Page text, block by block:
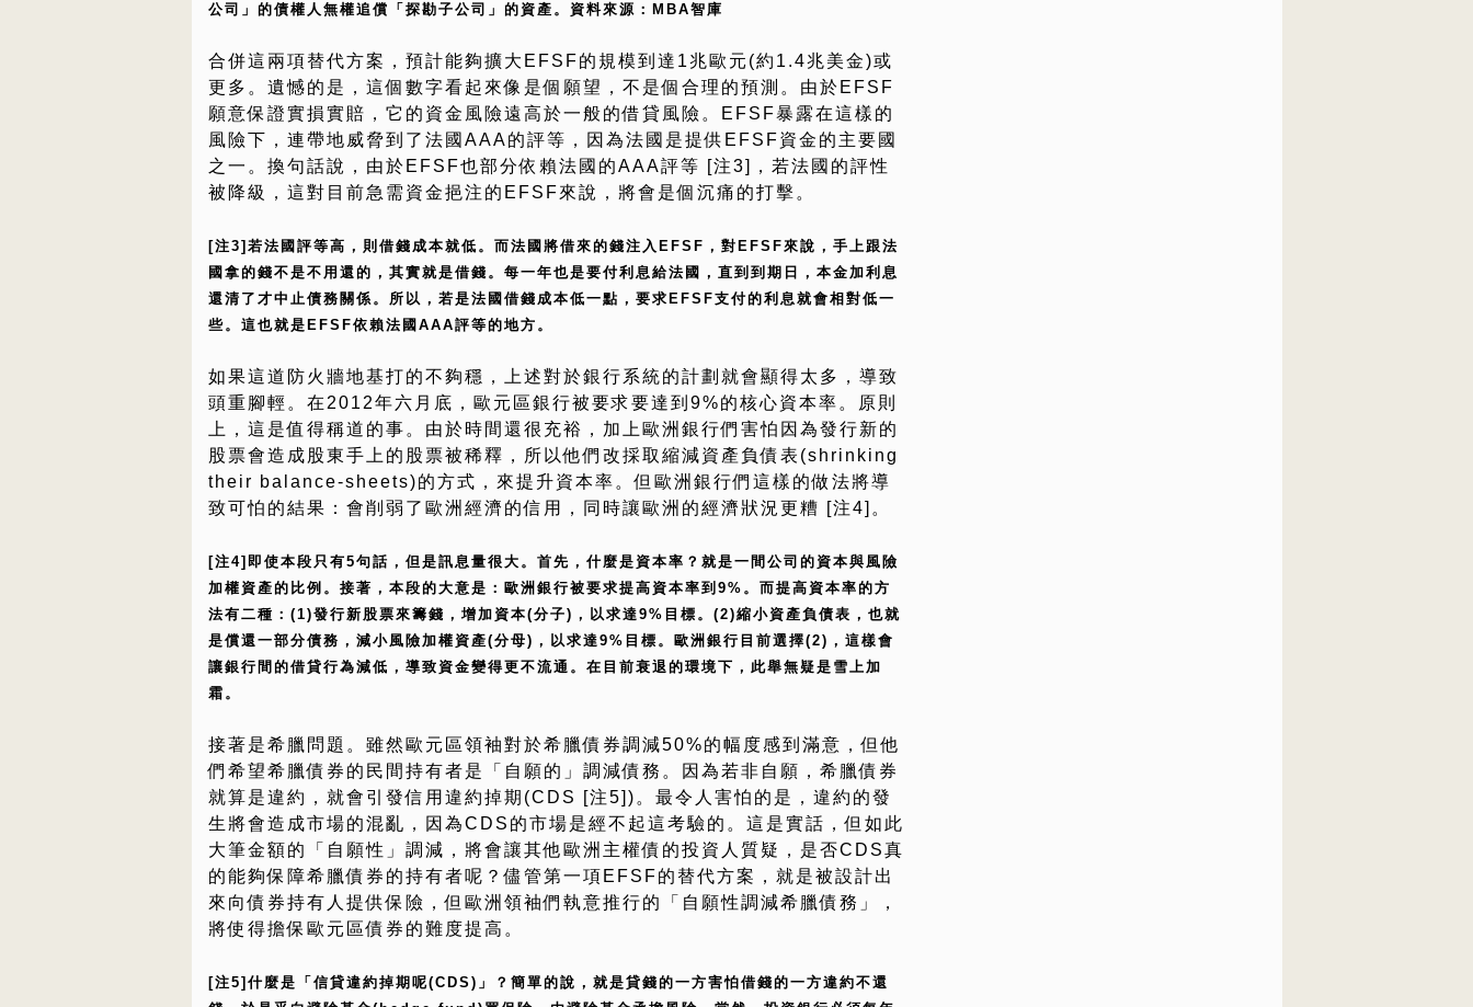
公司」的債權人無權追償「探勘子公司」的資產。資料來源：MBA智庫
合併這兩項替代方案，預計能夠擴大EFSF的規模到達1兆歐元(約1.4兆美金)或
更多。遺憾的是，這個數字看起來像是個願望，不是個合理的預測。由於EFSF
願意保證實損實賠，它的資金風險遠高於一般的借貸風險。EFSF暴露在這樣的
風險下，連帶地威脅到了法國AAA的評等，因為法國是提供EFSF資金的主要國
之一。換句話說，由於EFSF也部分依賴法國的AAA評等 [注3]，若法國的評性
被降級，這對目前急需資金挹注的EFSF來說，將會是個沉痛的打擊。
[注3]若法國評等高，則借錢成本就低。而法國將借來的錢注入EFSF，對EFSF來說，手上跟法
國拿的錢不是不用還的，其實就是借錢。每一年也是要付利息給法國，直到到期日，本金加利息
還清了才中止債務關係。所以，若是法國借錢成本低一點，要求EFSF支付的利息就會相對低一
些。這也就是EFSF依賴法國AAA評等的地方。
如果這道防火牆地基打的不夠穩，上述對於銀行系統的計劃就會顯得太多，導致
頭重腳輕。在2012年六月底，歐元區銀行被要求要達到9%的核心資本率。原則
上，這是值得稱道的事。由於時間還很充裕，加上歐洲銀行們害怕因為發行新的
股票會造成股東手上的股票被稀釋，所以他們改採取縮減資產負債表(shrinking
their balance-sheets)的方式，來提升資本率。但歐洲銀行們這樣的做法將導
致可怕的結果：會削弱了歐洲經濟的信用，同時讓歐洲的經濟狀況更糟 [注4]。
[注4]即使本段只有5句話，但是訊息量很大。首先，什麼是資本率？就是一間公司的資本與風險
加權資產的比例。接著，本段的大意是：歐洲銀行被要求提高資本率到9%。而提高資本率的方
法有二種：(1)發行新股票來籌錢，增加資本(分子)，以求達9%目標。(2)縮小資產負債表，也就
是償還一部分債務，減小風險加權資產(分母)，以求達9%目標。歐洲銀行目前選擇(2)，這樣會
讓銀行間的借貸行為減低，導致資金變得更不流通。在目前衰退的環境下，此舉無疑是雪上加
霜。
接著是希臘問題。雖然歐元區領袖對於希臘債券調減50%的幅度感到滿意，但他
們希望希臘債券的民間持有者是「自願的」調減債務。因為若非自願，希臘債券
就算是違約，就會引發信用違約掉期(CDS [注5])。最令人害怕的是，違約的發
生將會造成市場的混亂，因為CDS的市場是經不起這考驗的。這是實話，但如此
大筆金額的「自願性」調減，將會讓其他歐洲主權債的投資人質疑，是否CDS真
的能夠保障希臘債券的持有者呢？儘管第一項EFSF的替代方案，就是被設計出
來向債券持有人提供保險，但歐洲領袖們執意推行的「自願性調減希臘債務」，
將使得擔保歐元區債券的難度提高。
[注5]什麼是「信貸違約掉期呢(CDS)」？簡單的說，就是貸錢的一方害怕借錢的一方違約不還